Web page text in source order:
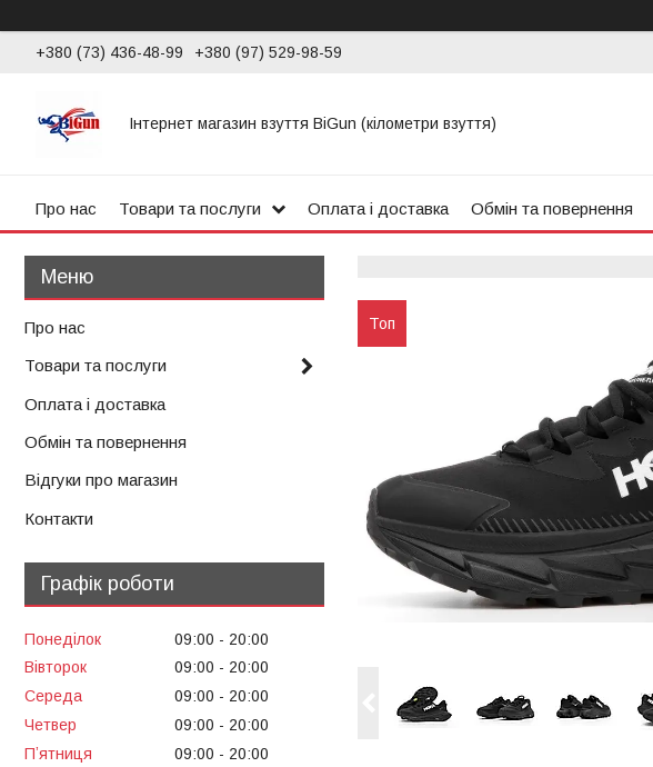
+380 (73) 436-48-99 +380 (97) 529-98-59
Інтернет магазин взуття BiGun (кілометри взуття)
Про нас Товари та послуги Оплата і доставка Обмін та повернення
Топ
Про нас
Товари та послуги
Оплата і доставка
Обмін та повернення
Відгуки про магазин
Контакти
Графік роботи
Понеділок 09:00
20:00
Вівторок
09:00
20:00
Середа
09:00
20:00
Четвер
09:00
20:00
Пʼятниця
09:00
20:00